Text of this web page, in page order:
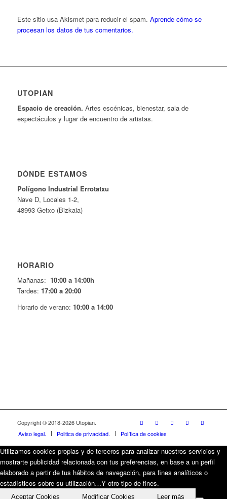
Este sitio usa Akismet para reducir el spam. Aprende cómo se
procesan los datos de tus comentarios.
UTOPIAN
Espacio de creación. Artes escénicas, bienestar, sala de
espectáculos y lugar de encuentro de artistas.
DÓNDE ESTAMOS
Polígono Industrial Errotatxu
Nave D, Locales 1-2,
48993 Getxo (Bizkaia)
HORARIO
Mañanas: 10:00 a 14:00h
Tardes: 17:00 a 20:00
Horario de verano: 10:00 a 14:00
Copyright ® 2018-2026 Utopian.
Aviso legal.
Politica de privacidad. Política de cookies
Utilizamos cookies propias y de terceros para analizar nuestros servicios y
mostrarte publicidad relacionada con tus preferencias, en base a un perfil
elaborado a partir de tus hábitos de navegación, para fines analíticos o
estadísticos sobre su utilización…Y otro tipo de fines.
Aceptar Cookies Modificar Cookies Leer más